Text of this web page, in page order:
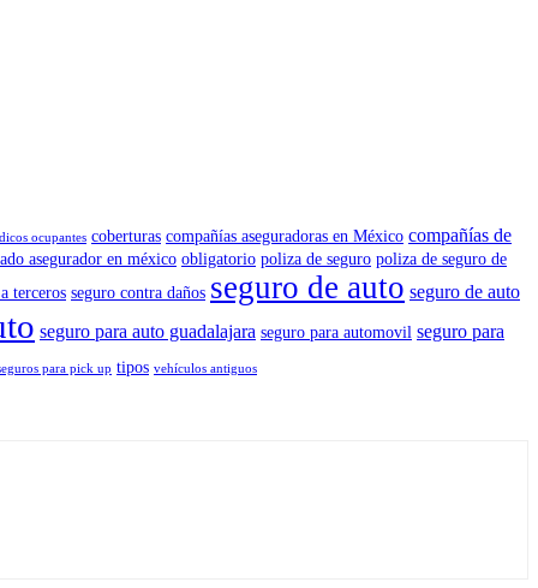
ocupantes coberturas compañías aseguradoras en México compañías de
asegurador en méxico obligatorio poliza de seguro poliza de seguro de
terceros seguro contra daños seguro de auto seguro de auto
seguro para auto guadalajara seguro para automovil seguro para
para pick up tipos vehículos antiguos